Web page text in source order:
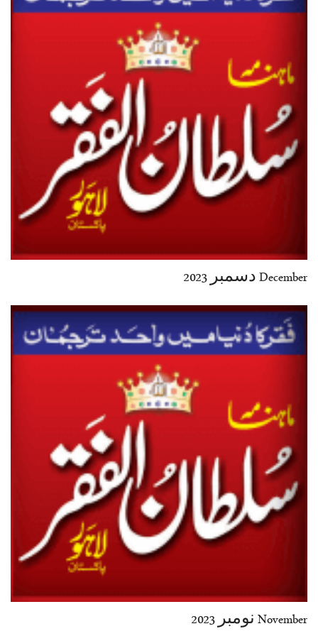
December دسمبر 2023
November نومبر 2023